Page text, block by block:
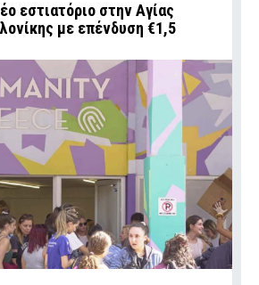
εστιατόριο στην Αγίας
με επένδυση €1,5